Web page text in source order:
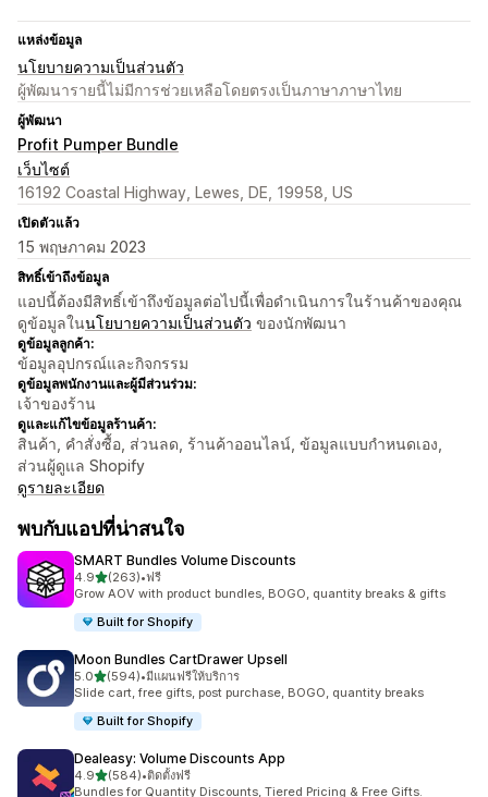
แหล่งข้อมูล
นโยบายความเป็นส่วนตัว
ผู้พัฒนารายนี้ไม่มีการช่วยเหลือโดยตรงเป็นภาษาภาษาไทย
ผู้พัฒนา
Profit Pumper Bundle
เว็บไซต์
16192 Coastal Highway, Lewes, DE, 19958, US
เปิดตัวแล้ว
15 พฤษภาคม 2023
สิทธิ์เข้าถึงข้อมูล
แอปนี้ต้องมีสิทธิ์เข้าถึงข้อมูลต่อไปนี้เพื่อดำเนินการในร้านค้าของคุณ
ดูข้อมูลในนโยบายความเป็นส่วนตัว ของนักพัฒนา
ดูข้อมูลลูกค้า:
ข้อมูลอุปกรณ์และกิจกรรม
ดูข้อมูลพนักงานและผู้มีส่วนร่วม:
เจ้าของร้าน
ดูและแก้ไขข้อมูลร้านค้า:
สินค้า, คำสั่งซื้อ, ส่วนลด, ร้านค้าออนไลน์, ข้อมูลแบบกำหนดเอง,
ส่วนผู้ดูแล Shopify
ดูรายละเอียด
พบกับแอปที่น่าสนใจ
SMART Bundles Volume Discounts
4.9เต็ม 5 ดาว
(263)
ทั้งหมด 263 รีวิว
•ฟรี
Grow AOV with product bundles, BOGO, quantity breaks & gifts
Built for Shopify
Moon Bundles CartDrawer Upsell
5.0เต็ม 5 ดาว
(594)
ทั้งหมด 594 รีวิว
•มีแผนฟรีให้บริการ
Slide cart, free gifts, post purchase, BOGO, quantity breaks
Built for Shopify
Dealeasy: Volume Discounts App
4.9เต็ม 5 ดาว
(584)
ทั้งหมด 584 รีวิว
•ติดตั้งฟรี
Bundles for Quantity Discounts, Tiered Pricing & Free Gifts.